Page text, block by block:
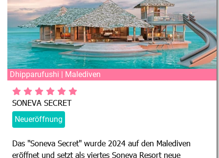
Dhipparufushi | Malediven
SONEVA SECRET
Neueröffnung
Das "Soneva Secret" wurde 2024 auf den Malediven
eröffnet und setzt als viertes Soneva Resort neue